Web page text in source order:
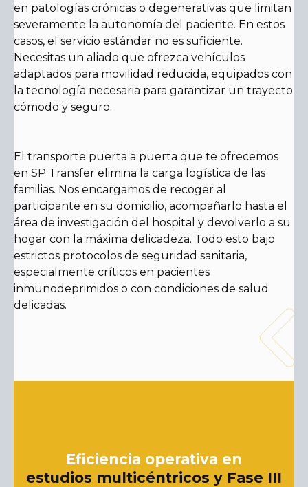
en patologías crónicas o degenerativas que limitan
severamente la autonomía del paciente. En estos
casos, el servicio estándar no es suficiente.
Necesitas un aliado que ofrezca vehículos
adaptados para movilidad reducida, equipados con
la tecnología necesaria para garantizar un trayecto
cómodo y seguro.
El transporte puerta a puerta que te ofrecemos
en SP Transfer elimina la carga logística de las
familias. Nos encargamos de recoger al
participante en su domicilio, acompañarlo hasta el
área de investigación del hospital y devolverlo a su
hogar con la máxima delicadeza. Todo esto bajo
estrictos protocolos de seguridad sanitaria,
especialmente críticos en pacientes
inmunodeprimidos o con condiciones de salud
delicadas.
Eficiencia operativa en
estudios multicéntricos y Fase III